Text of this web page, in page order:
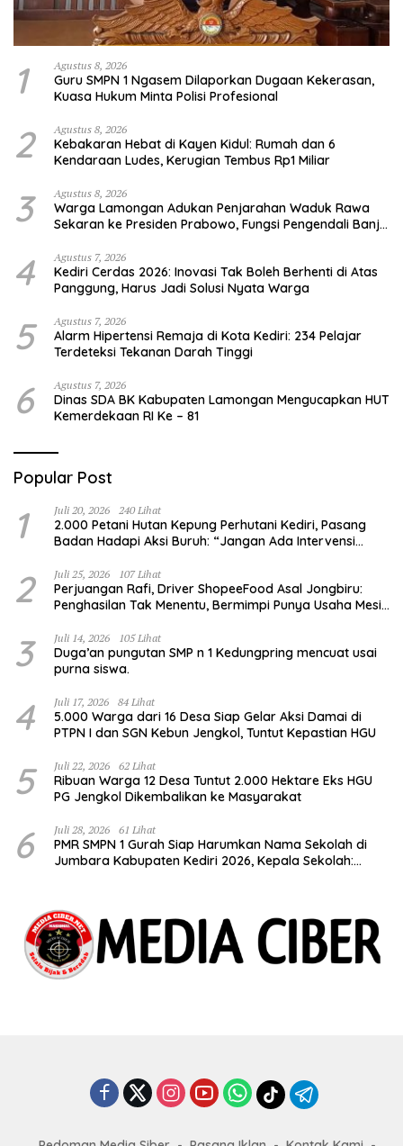
1 Agustus 8, 2026
Guru SMPN 1 Ngasem Dilaporkan Dugaan Kekerasan,
Kuasa Hukum Minta Polisi Profesional
2 Agustus 8, 2026
Kebakaran Hebat di Kayen Kidul: Rumah dan 6
Kendaraan Ludes, Kerugian Tembus Rp1 Miliar
3 Agustus 8, 2026
Warga Lamongan Adukan Penjarahan Waduk Rawa
Sekaran ke Presiden Prabowo, Fungsi Pengendali Banjir
4 Agustus 7, 2026
Kediri Cerdas 2026: Inovasi Tak Boleh Berhenti di Atas
Panggung, Harus Jadi Solusi Nyata Warga
5 Agustus 7, 2026
Alarm Hipertensi Remaja di Kota Kediri: 234 Pelajar
Terdeteksi Tekanan Darah Tinggi
6 Agustus 7, 2026
Dinas SDA BK Kabupaten Lamongan Mengucapkan HUT
Kemerdekaan RI Ke – 81
Popular Post
1 Juli 20, 2026 240 Lihat
2.000 Petani Hutan Kepung Perhutani Kediri, Pasang
Badan Hadapi Aksi Buruh: “Jangan Ada Intervensi
2 Juli 25, 2026 107 Lihat
Perjuangan Rafi, Driver ShopeeFood Asal Jongbiru:
Penghasilan Tak Menentu, Bermimpi Punya Usaha Mesin
3 Juli 14, 2026 105 Lihat
Duga’an pungutan SMP n 1 Kedungpring mencuat usai
purna siswa.
4 Juli 17, 2026 84 Lihat
5.000 Warga dari 16 Desa Siap Gelar Aksi Damai di
PTPN I dan SGN Kebun Jengkol, Tuntut Kepastian HGU
5 Juli 22, 2026 62 Lihat
Ribuan Warga 12 Desa Tuntut 2.000 Hektare Eks HGU
PG Jengkol Dikembalikan ke Masyarakat
6 Juli 28, 2026 61 Lihat
PMR SMPN 1 Gurah Siap Harumkan Nama Sekolah di
Jumbara Kabupaten Kediri 2026, Kepala Sekolah: